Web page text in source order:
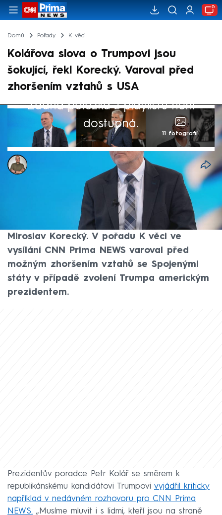
Domů Pořady K věci
Kolářova slova o Trumpovi jsou
šokující, řekl Korecký. Varoval před
zhoršením vztahů s USA
Žádná položka z playlistu není
dostupná.
11 fotografií
Antonin Roos
4. lis 2024, 16:27
Slova Petra Koláře o Donaldu Trumpovi jsou
šokující, řekl na adresu poradce prezidenta
republiky novinář a politický komentátor
Miroslav Korecký. V pořadu K věci ve
vysílání CNN Prima NEWS varoval před
možným zhoršením vztahů se Spojenými
státy v případě zvolení Trumpa americkým
prezidentem.
Prezidentův poradce Petr Kolář se směrem k
republikánskému kandidátovi Trumpovi vyjádřil kriticky
například v nedávném rozhovoru pro CNN Prima
NEWS. „Musíme mluvit i s lidmi, kteří jsou na straně